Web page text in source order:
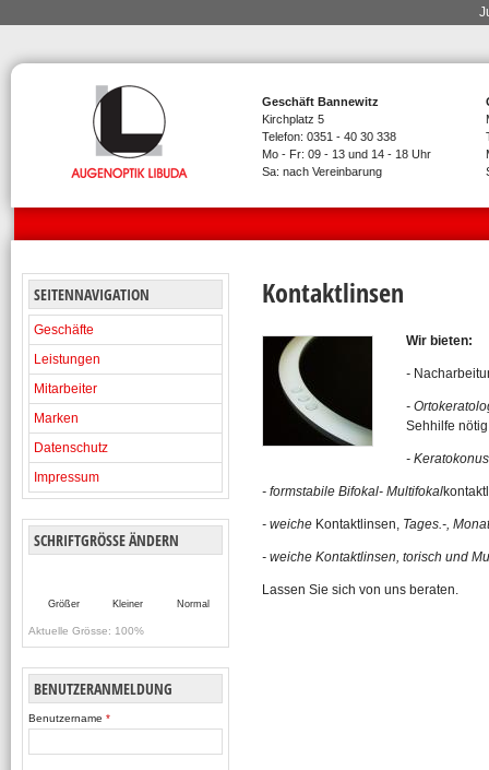
Geschäft Bannewitz
Kirchplatz 5
Telefon: 0351 - 40 30 338
Mo - Fr: 09 - 13 und 14 - 18 Uhr
Sa: nach Vereinbarung
Kontaktlinsen
Wir bieten:
-
-
Sehhilfe
- Keratokonus
- formstabile Bifokal- Multifokal
- weiche Kontaktlinsen, Tages.-,
- weiche Kontaktlinsen, torisch und
Lassen Sie sich von uns beraten.
SEITENNAVIGATION
Geschäfte
Leistungen
Mitarbeiter
Marken
Datenschutz
Impressum
SCHRIFTGRÖSSE ÄNDERN
Größer Kleiner Normal
Aktuelle Grösse: 100%
BENUTZERANMELDUNG
Benutzername *